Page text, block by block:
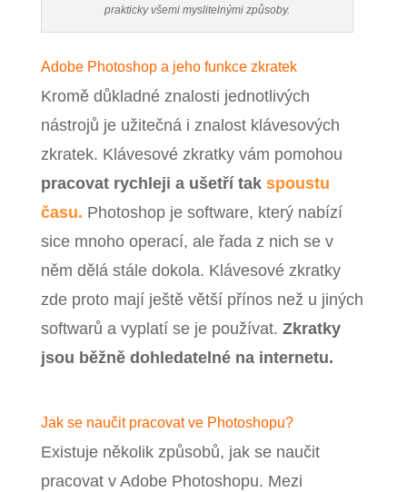
prakticky všemi myslitelnými způsoby.
Adobe Photoshop a jeho funkce zkratek
Kromě důkladné znalosti jednotlivých
nástrojů je užitečná i znalost klávesových
zkratek. Klávesové zkratky vám pomohou
pracovat rychleji a ušetří tak spoustu
času. Photoshop je software, který nabízí
sice mnoho operací, ale řada z nich se v
něm dělá stále dokola. Klávesové zkratky
zde proto mají ještě větší přínos než u jiných
softwarů a vyplatí se je používat. Zkratky
jsou běžně dohledatelné na internetu.
Jak se naučit pracovat ve Photoshopu?
Existuje několik způsobů, jak se naučit
pracovat v Adobe Photoshopu. Mezi